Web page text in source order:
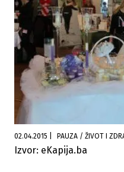
02.04.2015 PAUZA / ŽIVOT I
Izvor: eKapija.ba